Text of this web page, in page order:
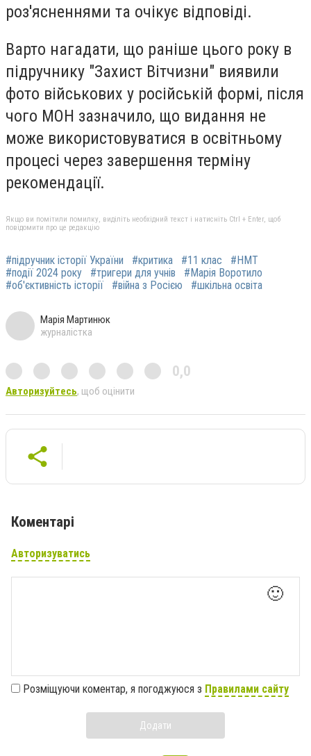
роз'ясненнями та очікує відповіді.
Варто нагадати, що раніше цього року в
підручнику "Захист Вітчизни" виявили
фото військових у російській формі, після
чого МОН зазначило, що видання не
може використовуватися в освітньому
процесі через завершення терміну
рекомендації.
Якщо ви помітили помилку, виділіть необхідний текст і натисніть Ctrl + Enter, щоб
повідомити про це редакцію
#підручник історії України #критика #11 клас
#НМТ
#події 2024 року
#тригери для учнів
#Марія Воротило
#об'єктивність історії
#війна з Росією #шкільна освіта
Марія Мартинюк
журналістка
0,0
Авторизуйтесь, щоб оцінити
Коментарі
Авторизуватись
🙂
Розміщуючи коментар, я погоджуюся з Правилами сайту
Додати